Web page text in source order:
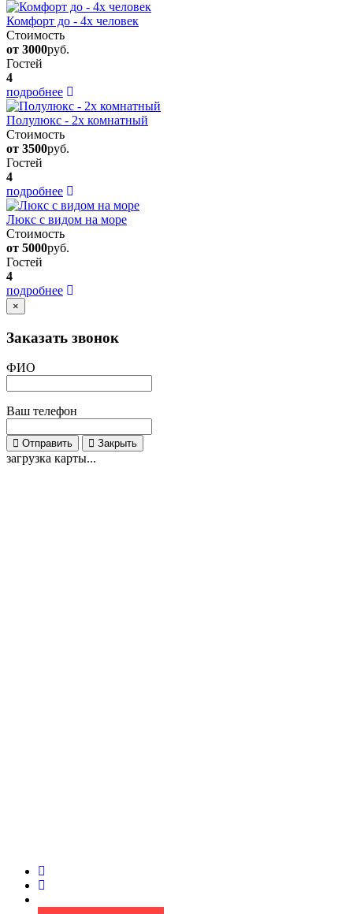
Комфорт до - 4х человек
Стоимость
от 3000руб.
Гостей
4
подробнее
Полулюкс - 2х комнатный
Стоимость
от 3500руб.
Гостей
4
подробнее
Люкс с видом на море
Стоимость
от 5000руб.
Гостей
4
подробнее
×
Заказать звонок
ФИО
Ваш телефон
Отправить Закрыть
загрузка карты...